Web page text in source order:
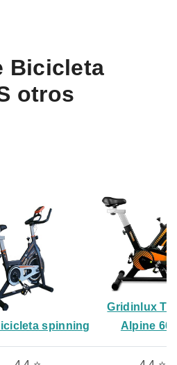
Bicicleta
otros
spinning
Gridinlux
Alpine